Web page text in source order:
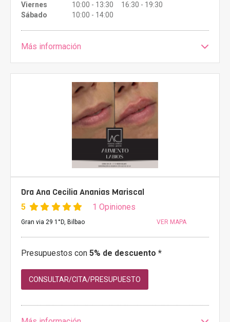
Viernes
10:00 - 13:30 16:30 - 19:30
Sábado
10:00 - 14:00
Más información
Dra Ana Cecilia Ananias Mariscal
5 1 Opiniones
Gran via 29 1°D, Bilbao VER MAPA
Presupuestos con 5% de descuento *
CONSULTAR/CITA/PRESUPUESTO